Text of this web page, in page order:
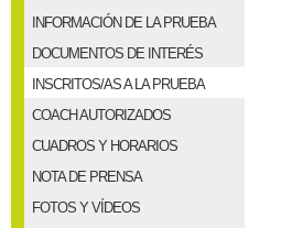
INFORMACIÓN DE LA PRUEBA
DOCUMENTOS DE INTERÉS
INSCRITOS/AS A LA PRUEBA
COACH AUTORIZADOS
CUADROS Y HORARIOS
NOTA DE PRENSA
FOTOS Y VÍDEOS